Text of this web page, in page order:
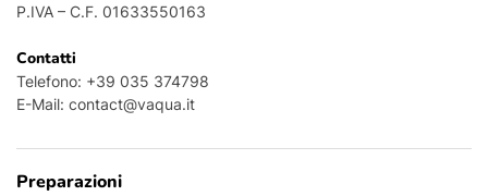
P.IVA – C.F. 01633550163
Contatti
Telefono: +39 035 374798
E-Mail: contact@vaqua.it
Preparazioni